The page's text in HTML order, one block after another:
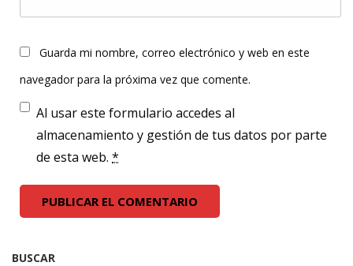
Guarda mi nombre, correo electrónico y web en este
navegador para la próxima vez que comente.
Al usar este formulario accedes al
almacenamiento y gestión de tus datos por parte
de esta web. *
BUSCAR